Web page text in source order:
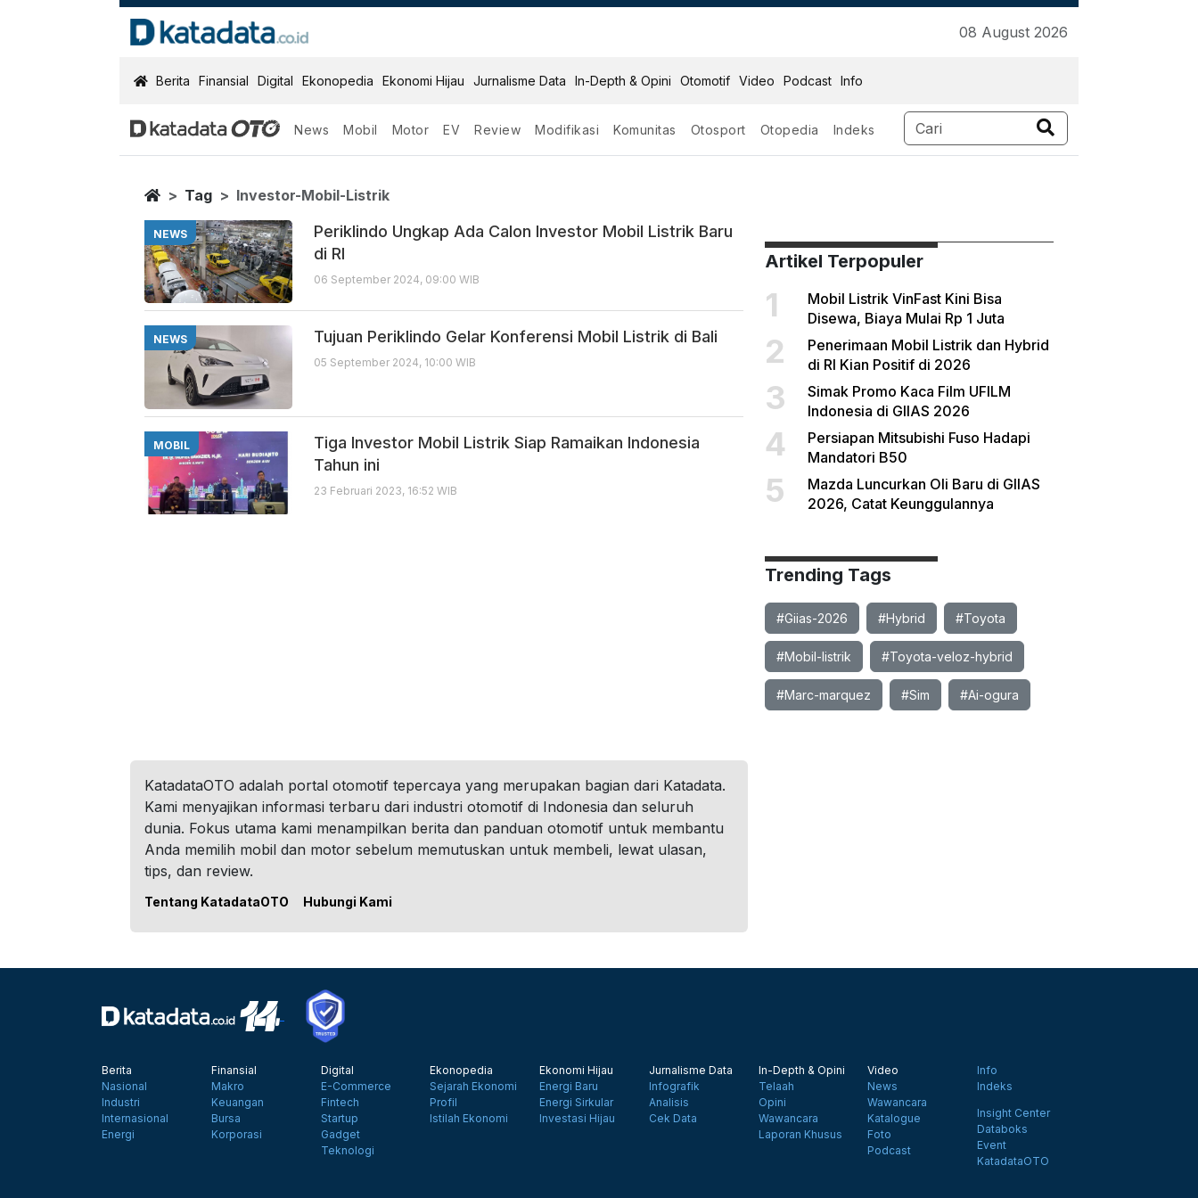
08 August 2026
KatadataOTO
Berita Finansial Digital Ekonopedia Ekonomi Hijau Jurnalisme Data In-Depth & Opini Otomotif Video Podcast Info
News Mobil Motor EV Review Modifikasi Komunitas Otosport Otopedia Indeks
Investor Mobil Listrik
Berita Terbaru
Home
Tag Investor-Mobil-Listrik
NEWS
Periklindo Ungkap Ada Calon Investor Mobil Listrik Baru
di RI
06 September 2024, 09:00 WIB
NEWS Tujuan Periklindo Gelar Konferensi Mobil Listrik di Bali
05 September 2024, 10:00 WIB
MOBIL
Tiga Investor Mobil Listrik Siap Ramaikan Indonesia
Tahun ini
23 Februari 2023, 16:52 WIB
Artikel Terpopuler
1
Mobil Listrik VinFast Kini Bisa
Disewa, Biaya Mulai Rp 1 Juta
2
Penerimaan Mobil Listrik dan Hybrid
di RI Kian Positif di 2026
3
Simak Promo Kaca Film UFILM
Indonesia di GIIAS 2026
4
Persiapan Mitsubishi Fuso Hadapi
Mandatori B50
5
Mazda Luncurkan Oli Baru di GIIAS
2026, Catat Keunggulannya
Trending Tags
#Giias-2026 #Hybrid #Toyota
#Mobil-listrik #Toyota-veloz-hybrid
#Marc-marquez #Sim #Ai-ogura
KatadataOTO adalah portal otomotif tepercaya yang merupakan bagian dari Katadata.
Kami menyajikan informasi terbaru dari industri otomotif di Indonesia dan seluruh
dunia. Fokus utama kami menampilkan berita dan panduan otomotif untuk membantu
Anda memilih mobil dan motor sebelum memutuskan untuk membeli, lewat ulasan,
tips, dan review.
Tentang KatadataOTO Hubungi Kami
Berita
Nasional
Industri
Internasional
Energi
Finansial
Makro
Keuangan
Bursa
Korporasi
Digital
E-Commerce
Fintech
Startup
Gadget
Teknologi
Ekonopedia
Sejarah Ekonomi
Profil
Istilah Ekonomi
Ekonomi Hijau
Energi Baru
Energi Sirkular
Investasi Hijau
Jurnalisme Data
Infografik
Analisis
Cek Data
In-Depth & Opini
Telaah
Opini
Wawancara
Laporan Khusus
Video
News
Wawancara
Katalogue
Foto
Podcast
Info
Indeks
Insight Center
Databoks
Event
KatadataOTO